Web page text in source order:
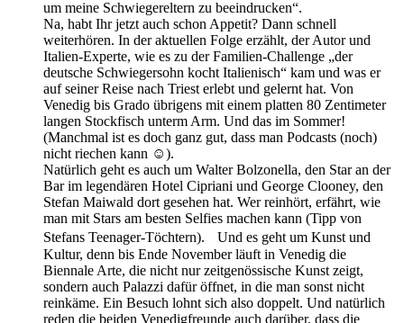
um meine Schwiegereltern zu beeindrucken“.
Na, habt Ihr jetzt auch schon Appetit? Dann schnell
weiterhören. In der aktuellen Folge erzählt, der Autor und
Italien-Experte, wie es zu der Familien-Challenge „der
deutsche Schwiegersohn kocht Italienisch“ kam und was er
auf seiner Reise nach Triest erlebt und gelernt hat. Von
Venedig bis Grado übrigens mit einem platten 80 Zentimeter
langen Stockfisch unterm Arm. Und das im Sommer!
(Manchmal ist es doch ganz gut, dass man Podcasts (noch)
nicht riechen kann ☺).
Natürlich geht es auch um Walter Bolzonella, den Star an der
Bar im legendären Hotel Cipriani und George Clooney, den
Stefan Maiwald dort gesehen hat. Wer reinhört, erfährt, wie
man mit Stars am besten Selfies machen kann (Tipp von
Stefans Teenager-Töchtern). Und es geht um Kunst und
Kultur, denn bis Ende November läuft in Venedig die
Biennale Arte, die nicht nur zeitgenössische Kunst zeigt,
sondern auch Palazzi dafür öffnet, in die man sonst nicht
reinkäme. Ein Besuch lohnt sich also doppelt. Und natürlich
reden die beiden Venedigfreunde auch darüber, dass die